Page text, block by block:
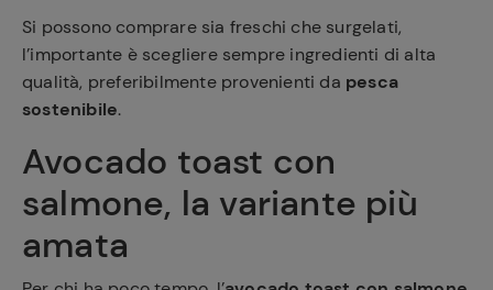
Si possono comprare sia freschi che surgelati,
l’importante è scegliere sempre ingredienti di alta
qualità, preferibilmente provenienti da pesca
sostenibile.
Avocado toast con
salmone, la variante più
amata